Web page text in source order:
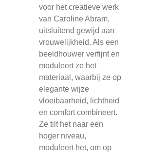
voor het creatieve werk
van Caroline Abram,
uitsluitend gewijd aan
vrouwelijkheid. Als een
beeldhouwer verfijnt en
moduleert ze het
materiaal, waarbij ze op
elegante wijze
vloeibaarheid, lichtheid
en comfort combineert.
Ze tilt het naar een
hoger niveau,
moduleert het, om op